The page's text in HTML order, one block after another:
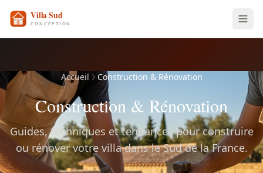
Accueil Construction & Rénovation
Construction & Rénovation
Guides, techniques et tendances pour construire
ou rénover votre villa dans le Sud de la France.